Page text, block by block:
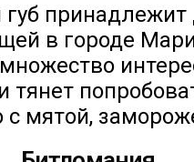
губ
в городе
тянет
с мятой,